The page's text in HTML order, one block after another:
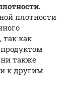
плотности
так как
также
к другим